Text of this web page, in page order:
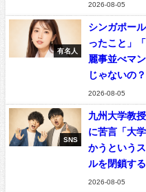
2026-08-05
有名人
シンガポー
ったこと」
麗事並べマ
じゃないの？
2026-08-05
SNS
九州大学教
に苦言「大
かうという
ルを閉鎖す
2026-08-05